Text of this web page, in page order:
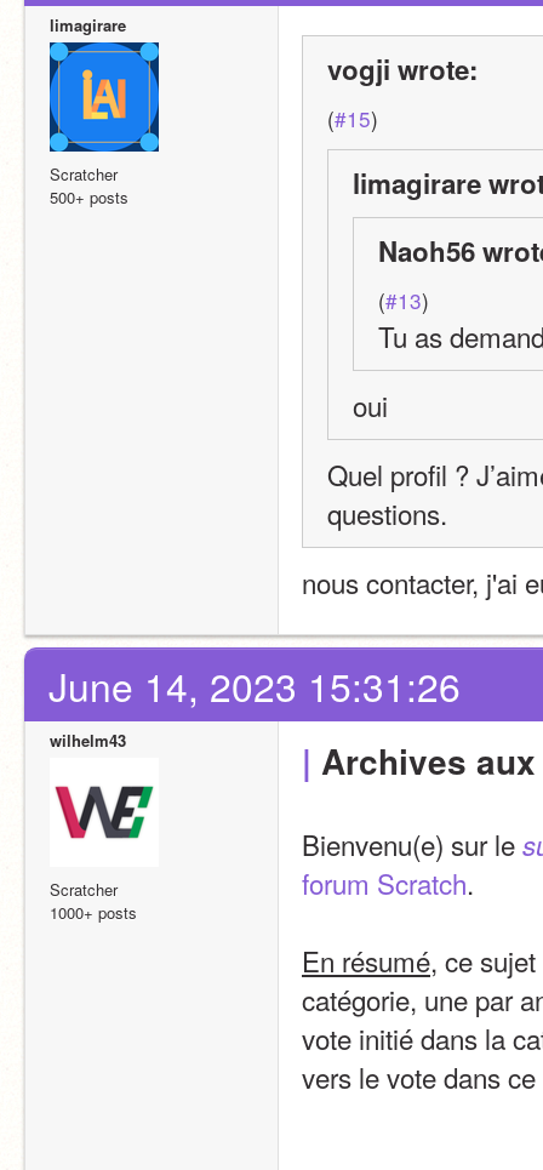
limagirare
Scratcher
500+ posts
vogji wrote:
(#15)
limagirare
Naoh56
(#13)
Tu as
oui
Quel profil ?
questions.
nous contacter, j'ai
June 14, 2023 15:31:26
wilhelm43
Scratcher
1000+ posts
| Archives
Bienvenu(e) sur le
forum Scratch.
En résumé, ce
catégorie, une par
vote initié dans la
vers le vote dans